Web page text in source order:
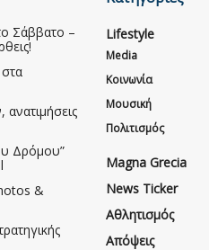
Σάββατο –
Δρόμου”
&
Lifestyle
Media
Κοινωνία
Μουσική
Πολιτισμός
Magna Grecia
News Ticker
Αθλητισμός
Απόψεις